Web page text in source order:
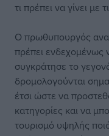
τι πρέπει να γίνει με
Ο πρωθυπουργός
πρέπει ενδεχομένως
συγκράτησε το
δρομολογούνται
έτσι ώστε να
κατηγορίες και να
τουρισμό υψηλής